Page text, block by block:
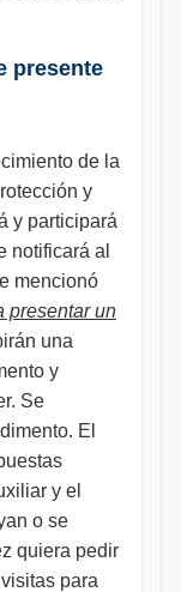
presente
de la
y
y participará
notificará al
mencionó
presentar un
una
y
Se
El
y el
o se
quiera pedir
para